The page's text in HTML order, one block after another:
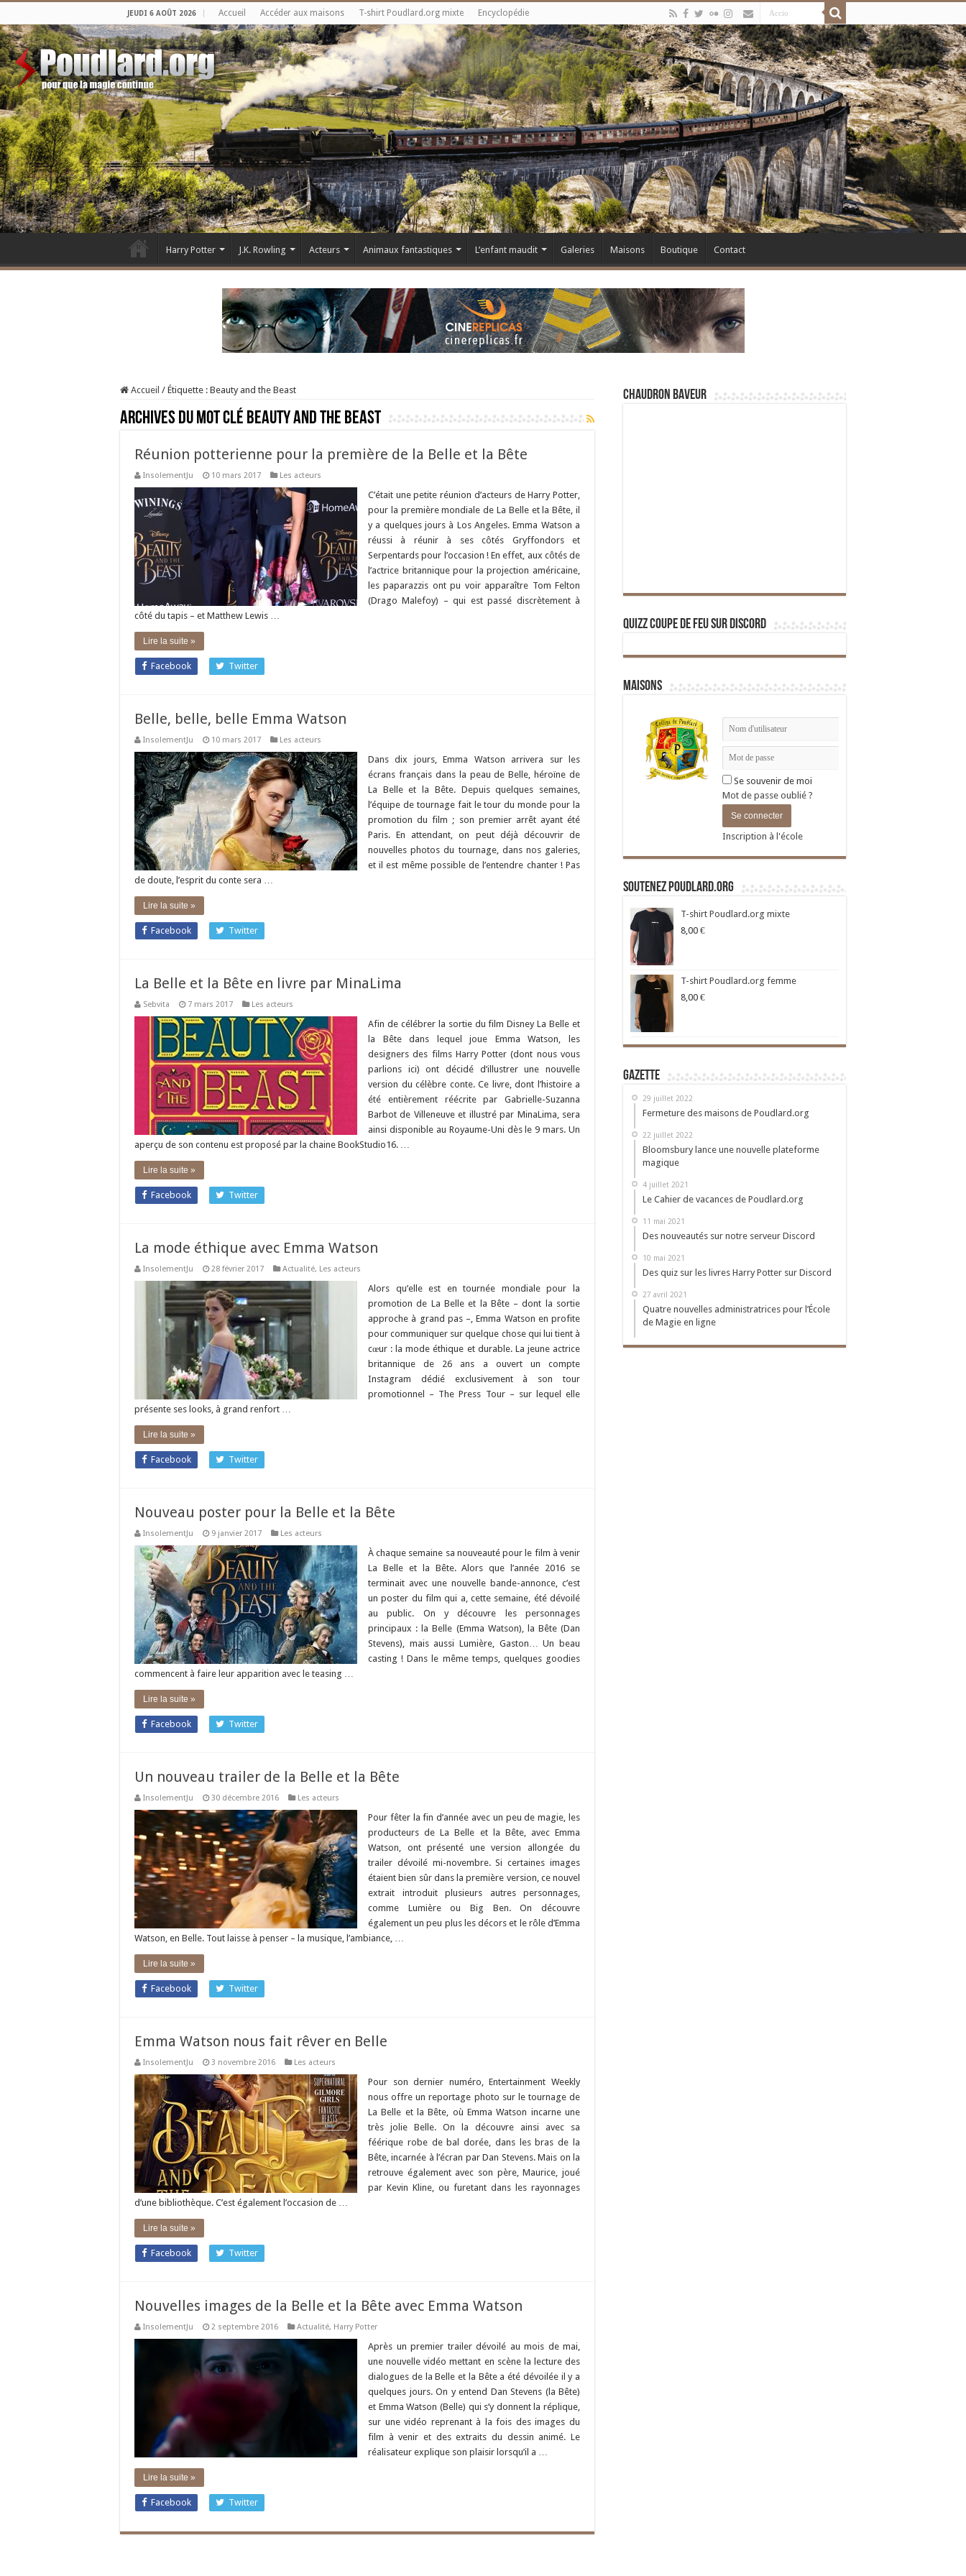
JEUDI 6 AOÛT 2026 Accueil Accéder aux maisons T-shirt Poudlard.org mixte Encyclopédie
Harry Potter J.K. Rowling Acteurs Animaux fantastiques L’enfant maudit Galeries Maisons Boutique Contact
Accueil / Étiquette : Beauty and the Beast
Archives du mot clé Beauty and the Beast
Réunion potterienne pour la première de la Belle et la Bête
InsolementJu 10 mars 2017 Les acteurs
C’était une petite réunion d’acteurs de Harry Potter,
pour la première mondiale de La Belle et la Bête, il
y a quelques jours à Los Angeles. Emma Watson a
réussi à réunir à ses côtés Gryffondors et
Serpentards pour l’occasion ! En effet, aux côtés de
l’actrice britannique pour la projection américaine,
les paparazzis ont pu voir apparaître Tom Felton
(Drago Malefoy) – qui est passé discrètement à
côté du tapis – et Matthew Lewis …
Lire la suite »
Facebook Twitter
Belle, belle, belle Emma Watson
InsolementJu 10 mars 2017 Les acteurs
Dans dix jours, Emma Watson arrivera sur les
écrans français dans la peau de Belle, héroïne de
La Belle et la Bête. Depuis quelques semaines,
l’équipe de tournage fait le tour du monde pour la
promotion du film ; son premier arrêt ayant été
Paris. En attendant, on peut déjà découvrir de
nouvelles photos du tournage, dans nos galeries,
et il est même possible de l’entendre chanter ! Pas
de doute, l’esprit du conte sera …
Lire la suite »
Facebook Twitter
La Belle et la Bête en livre par MinaLima
Sebvita 7 mars 2017 Les acteurs
Afin de célébrer la sortie du film Disney La Belle et
la Bête dans lequel joue Emma Watson, les
designers des films Harry Potter (dont nous vous
parlions ici) ont décidé d’illustrer une nouvelle
version du célèbre conte. Ce livre, dont l’histoire a
été entièrement réécrite par Gabrielle-Suzanna
Barbot de Villeneuve et illustré par MinaLima, sera
ainsi disponible au Royaume-Uni dès le 9 mars. Un
aperçu de son contenu est proposé par la chaine BookStudio16. …
Lire la suite »
Facebook Twitter
La mode éthique avec Emma Watson
InsolementJu 28 février 2017 Actualité, Les acteurs
Alors qu’elle est en tournée mondiale pour la
promotion de La Belle et la Bête – dont la sortie
approche à grand pas –, Emma Watson en profite
pour communiquer sur quelque chose qui lui tient à
cœur : la mode éthique et durable. La jeune actrice
britannique de 26 ans a ouvert un compte
Instagram dédié exclusivement à son tour
promotionnel – The Press Tour – sur lequel elle
présente ses looks, à grand renfort …
Lire la suite »
Facebook Twitter
Nouveau poster pour la Belle et la Bête
InsolementJu 9 janvier 2017 Les acteurs
À chaque semaine sa nouveauté pour le film à venir
La Belle et la Bête. Alors que l’année 2016 se
terminait avec une nouvelle bande-annonce, c’est
un poster du film qui a, cette semaine, été dévoilé
au public. On y découvre les personnages
principaux : la Belle (Emma Watson), la Bête (Dan
Stevens), mais aussi Lumière, Gaston… Un beau
casting ! Dans le même temps, quelques goodies
commencent à faire leur apparition avec le teasing …
Lire la suite »
Facebook Twitter
Un nouveau trailer de la Belle et la Bête
InsolementJu 30 décembre 2016 Les acteurs
Pour fêter la fin d’année avec un peu de magie, les
producteurs de La Belle et la Bête, avec Emma
Watson, ont présenté une version allongée du
trailer dévoilé mi-novembre. Si certaines images
étaient bien sûr dans la première version, ce nouvel
extrait introduit plusieurs autres personnages,
comme Lumière ou Big Ben. On découvre
également un peu plus les décors et le rôle d’Emma
Watson, en Belle. Tout laisse à penser – la musique, l’ambiance, …
Lire la suite »
Facebook Twitter
Emma Watson nous fait rêver en Belle
InsolementJu 3 novembre 2016 Les acteurs
Pour son dernier numéro, Entertainment Weekly
nous offre un reportage photo sur le tournage de
La Belle et la Bête, où Emma Watson incarne une
très jolie Belle. On la découvre ainsi avec sa
féérique robe de bal dorée, dans les bras de la
Bête, incarnée à l’écran par Dan Stevens. Mais on la
retrouve également avec son père, Maurice, joué
par Kevin Kline, ou furetant dans les rayonnages
d’une bibliothèque. C’est également l’occasion de …
Lire la suite »
Facebook Twitter
Nouvelles images de la Belle et la Bête avec Emma Watson
InsolementJu 2 septembre 2016 Actualité, Harry Potter
Après un premier trailer dévoilé au mois de mai,
une nouvelle vidéo mettant en scène la lecture des
dialogues de la Belle et la Bête a été dévoilée il y a
quelques jours. On y entend Dan Stevens (la Bête)
et Emma Watson (Belle) qui s’y donnent la réplique,
sur une vidéo reprenant à la fois des images du
film à venir et des extraits du dessin animé. Le
réalisateur explique son plaisir lorsqu’il a …
Lire la suite »
Facebook Twitter
Chaudron Baveur
Quizz Coupe de Feu sur Discord
Maisons
Se souvenir de moi
Mot de passe oublié ?
Inscription à l'école
Soutenez Poudlard.org
T-shirt Poudlard.org mixte
8,00 €
T-shirt Poudlard.org femme
8,00 €
Gazette
29 juillet 2022
Fermeture des maisons de Poudlard.org
22 juillet 2022
Bloomsbury lance une nouvelle plateforme
magique
4 juillet 2021
Le Cahier de vacances de Poudlard.org
11 mai 2021
Des nouveautés sur notre serveur Discord
10 mai 2021
Des quiz sur les livres Harry Potter sur Discord
27 avril 2021
Quatre nouvelles administratrices pour l’École
de Magie en ligne